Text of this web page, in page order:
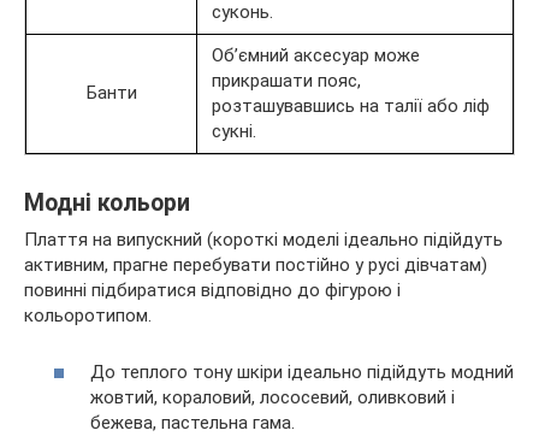
суконь.
Банти
Об’ємний аксесуар може
прикрашати пояс,
розташувавшись на талії або ліф
сукні.
Модні кольори
Плаття на випускний (короткі моделі ідеально підійдуть
активним, прагне перебувати постійно у русі дівчатам)
повинні підбиратися відповідно до фігурою і
кольоротипом.
До теплого тону шкіри ідеально підійдуть модний
жовтий, кораловий, лососевий, оливковий і
бежева, пастельна гама.